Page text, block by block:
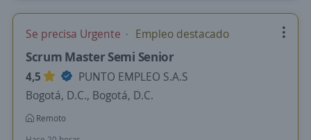
Se precisa Urgente Empleo destacado
Scrum Master Semi Senior
4,5
PUNTO EMPLEO S.A.S
Bogotá, D.C., Bogotá, D.C.
Remoto